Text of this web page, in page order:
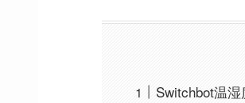
Switchbot温